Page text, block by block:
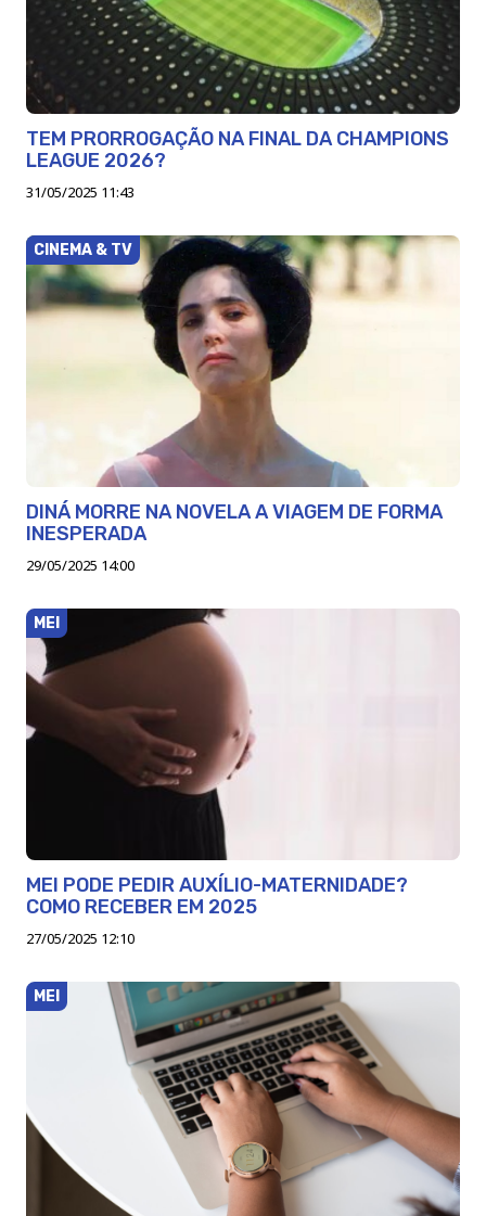
TEM PRORROGAÇÃO NA FINAL DA CHAMPIONS
LEAGUE 2026?
31/05/2025 11:43
CINEMA & TV
DINÁ MORRE NA NOVELA A VIAGEM DE FORMA
INESPERADA
29/05/2025 14:00
MEI
MEI PODE PEDIR AUXÍLIO-MATERNIDADE?
COMO RECEBER EM 2025
27/05/2025 12:10
MEI